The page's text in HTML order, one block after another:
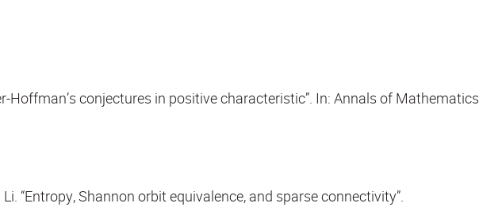
Hoffman’s conjectures in positive characteristic”. In: Annals of Mathematics
“Entropy, Shannon orbit equivalence, and sparse connectivity”.